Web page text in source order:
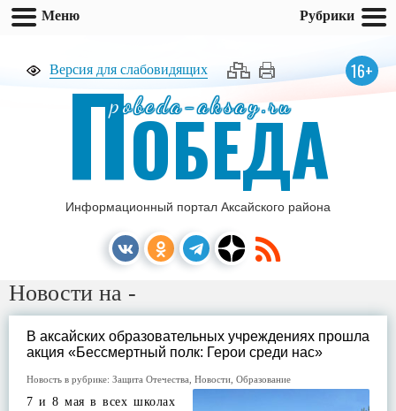
Версия для слабовидящих 16+
pobeda-aksay.ru
ПОБЕДА
Информационный портал Аксайского района
Новости на -
В аксайских образовательных учреждениях прошла
акция «Бессмертный полк: Герои среди нас»
Новость в рубрике: Защита Отечества Новости Образование
7 и 8 мая в всех школах
Меню Рубрики